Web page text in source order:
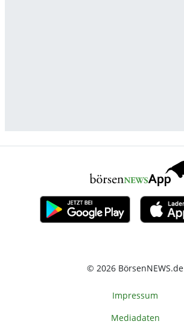
© 2026 BörsenNEWS.de
Impressum
Mediadaten